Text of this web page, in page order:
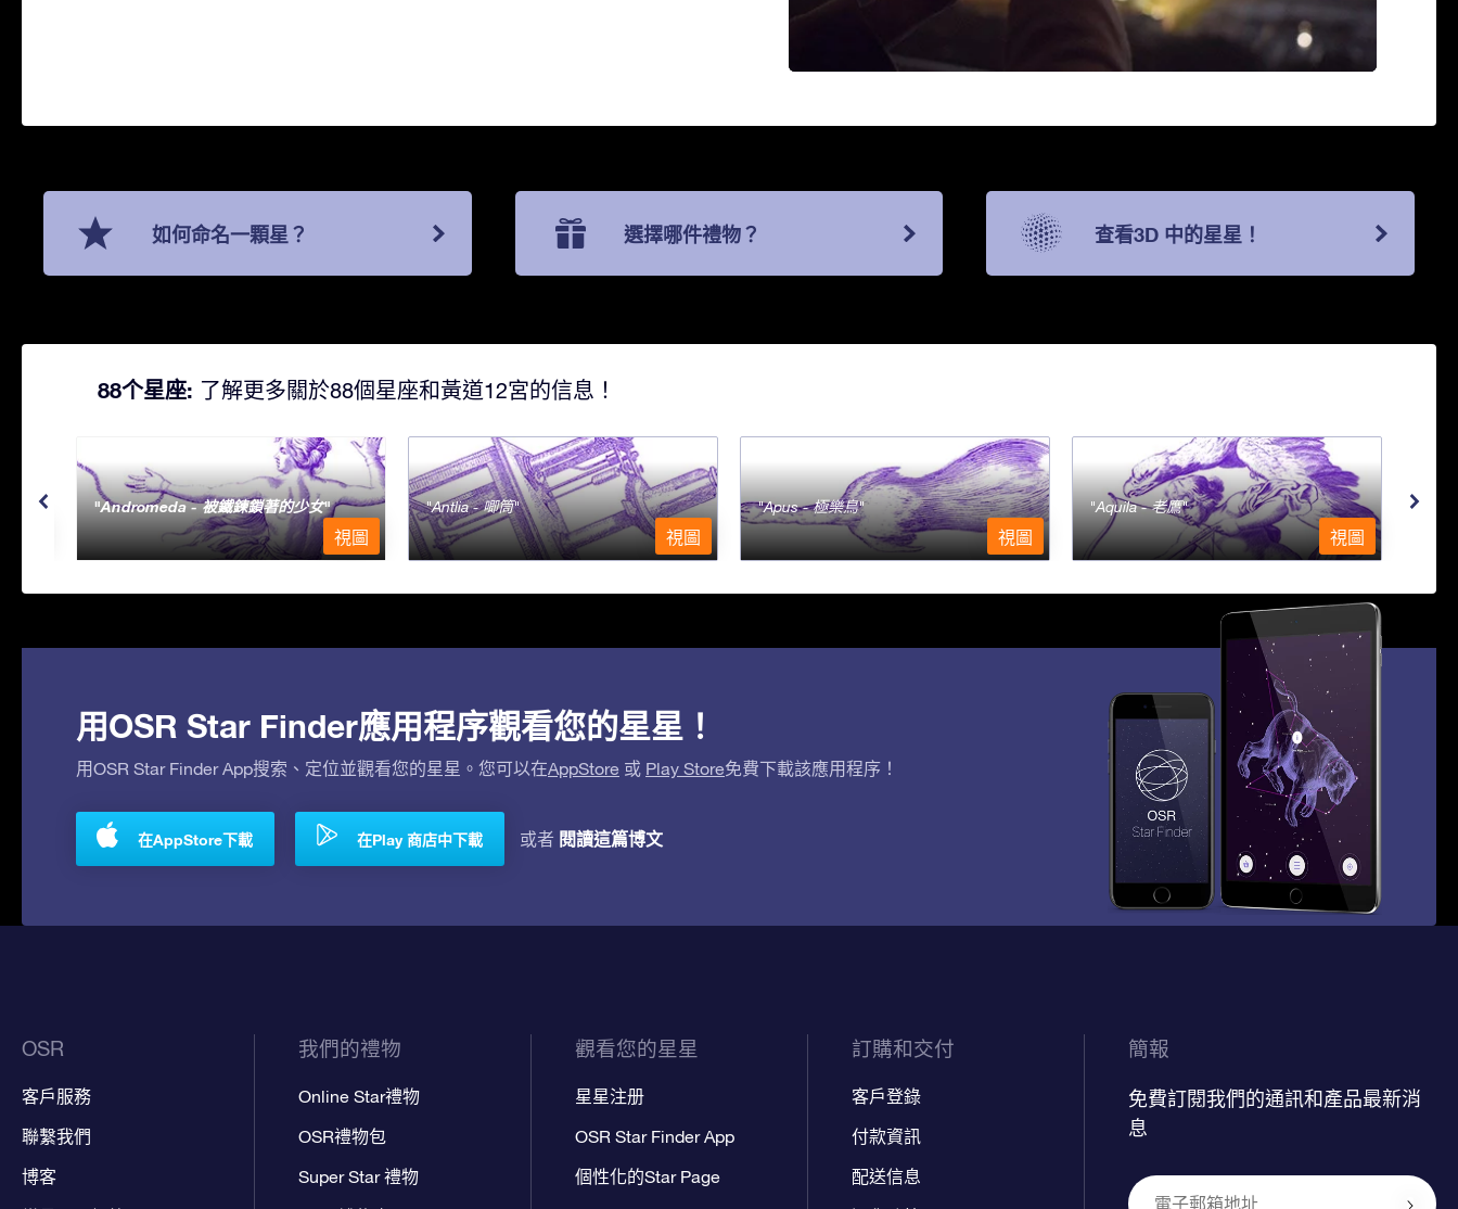
如何命名一顆星？ 選擇哪件禮物？ 查看3D 中的星星！
88个星座: 了解更多關於88個星座和黃道12宮的信息！
Andromeda - 被鐵鍊鎖著的少女
視圖
Antlia - 唧筒
視圖
Apus - 極樂鳥
視圖
Aquila - 老鷹
視圖
用OSR Star Finder應用程序觀看您的星星！
用OSR Star Finder App搜索、定位並觀看您的星星。您可以在AppStore 或 Play Store免費下載該應用程序！
在AppStore下載 在Play 商店中下載 或者 閱讀這篇博文
OSR
客戶服務
聯繫我們
博客
我們的禮物
Online Star禮物
OSR禮物包
Super Star 禮物
觀看您的星星
星星注册
OSR Star Finder App
個性化的Star Page
訂購和交付
客戶登錄
付款資訊
配送信息
簡報
免費訂閱我們的通訊和產品最新消
息